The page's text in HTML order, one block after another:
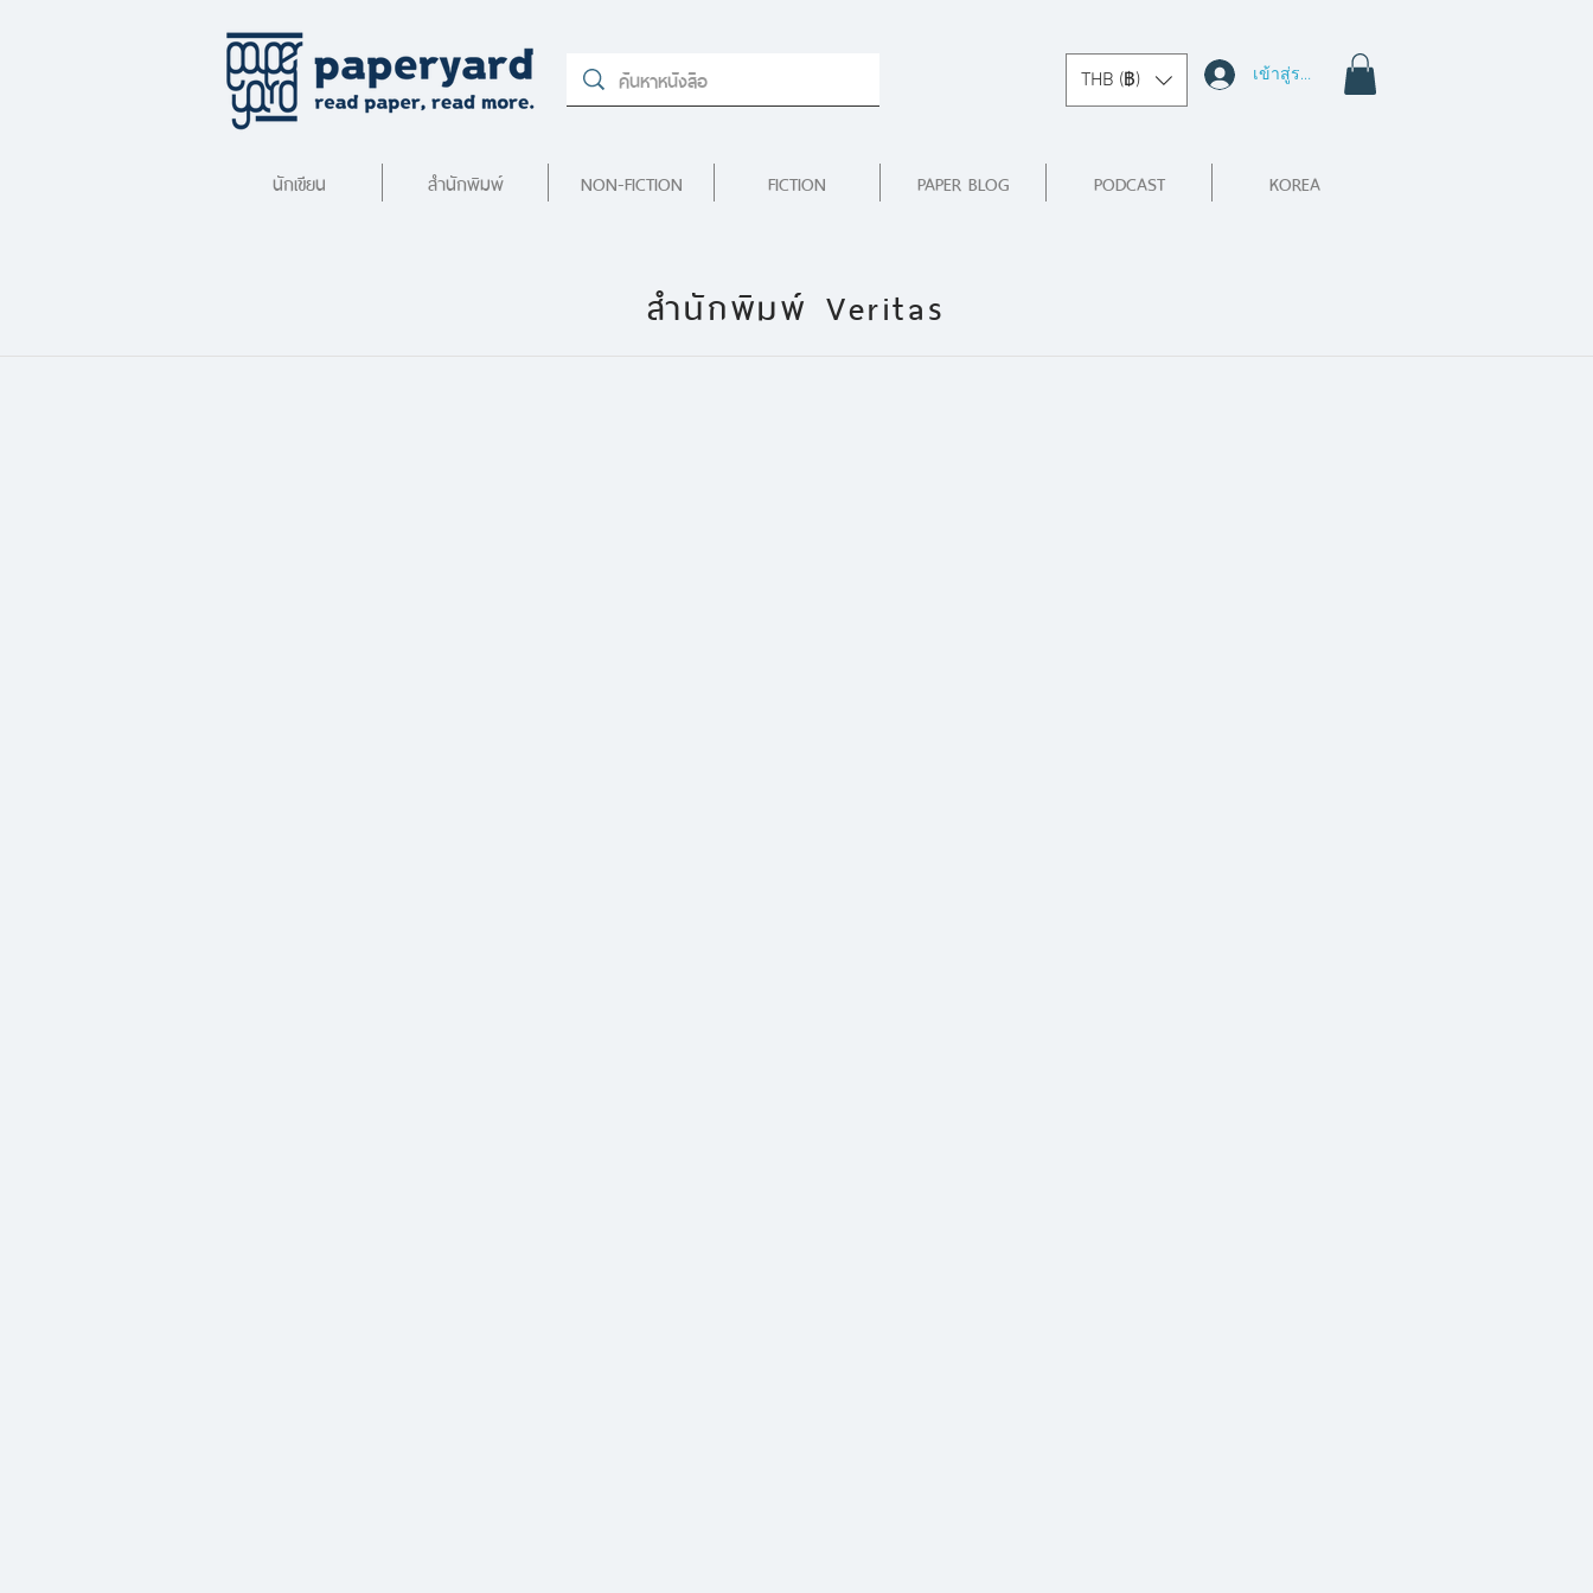
THB (฿) เข้าสู่ระบบ
นักเขียน สำนักพิมพ์ NON-FICTION FICTION PAPER BLOG PODCAST KOREA
สำนักพิมพ์ Veritas